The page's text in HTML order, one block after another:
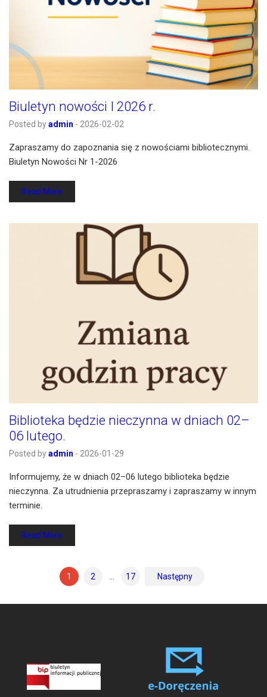
Biuletyn nowości I 2026 r.
Posted byadmin - 2026-02-02
Zapraszamy do zapoznania się z nowościami bibliotecznymi.
Biuletyn Nowości Nr 1-2026
Read More
Biblioteka będzie nieczynna w dniach 02–
06 lutego.
Posted byadmin - 2026-01-29
Informujemy, że w dniach 02–06 lutego biblioteka będzie
nieczynna. Za utrudnienia przepraszamy i zapraszamy w innym
terminie.
Read More
t
1 2 17 Następny